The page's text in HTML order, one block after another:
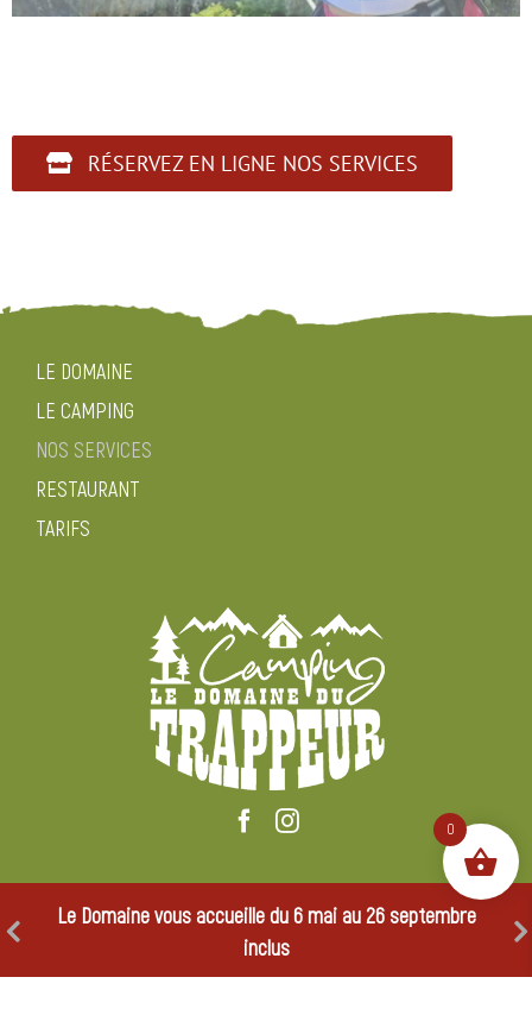
LE DOMAINE
LE CAMPING
Le Domaine vous accueille du 6 mai au 26 septembre
inclus
0